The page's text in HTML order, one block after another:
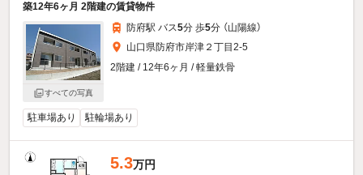
築12年6ヶ月 2階建の賃貸物件
すべての写真
防府駅 バス5分 歩5分 （山陽線）
山口県防府市岸津２丁目2-5
2階建 / 12年6ヶ月 / 軽量鉄骨
駐車場あり 駐輪場あり
5.3万円